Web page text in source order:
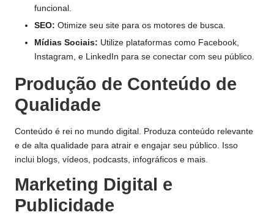
funcional.
SEO: Otimize seu site para os motores de busca.
Mídias Sociais: Utilize plataformas como Facebook,
Instagram, e LinkedIn para se conectar com seu público.
Produção de Conteúdo de
Qualidade
Conteúdo é rei no mundo digital. Produza conteúdo relevante
e de alta qualidade para atrair e engajar seu público. Isso
inclui blogs, vídeos, podcasts, infográficos e mais.
Marketing Digital e
Publicidade